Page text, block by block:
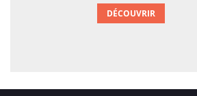
DÉCOUVRIR